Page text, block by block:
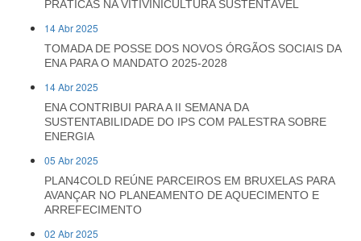
PRÁTICAS NA VITIVINICULTURA SUSTENTÁVEL
14 Abr 2025
TOMADA DE POSSE DOS NOVOS ÓRGÃOS SOCIAIS DA
ENA PARA O MANDATO 2025-2028
14 Abr 2025
ENA CONTRIBUI PARA A II SEMANA DA
SUSTENTABILIDADE DO IPS COM PALESTRA SOBRE
ENERGIA
05 Abr 2025
PLAN4COLD REÚNE PARCEIROS EM BRUXELAS PARA
AVANÇAR NO PLANEAMENTO DE AQUECIMENTO E
ARREFECIMENTO
02 Abr 2025